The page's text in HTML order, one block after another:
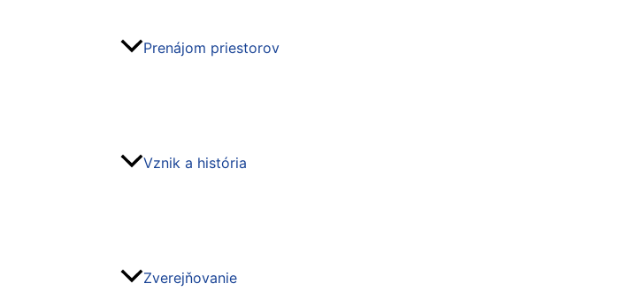
Prenájom priestorov
Vznik a história
Zverejňovanie